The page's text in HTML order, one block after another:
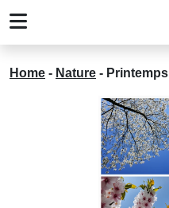
Home - Nature - Printemps